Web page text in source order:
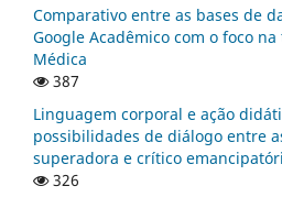
Comparativo entre as bases de
Google Acadêmico com o foco
Médica
387
Linguagem corporal e ação
possibilidades de diálogo entre
superadora e crítico
326